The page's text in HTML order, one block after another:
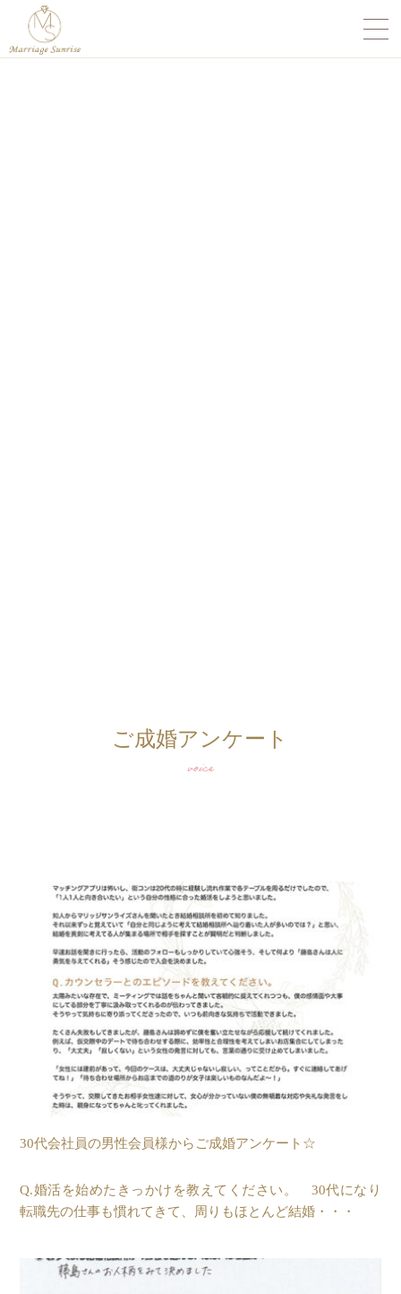
ご成婚アンケート
voice
30代会社員の男性会員様からご成婚アンケート☆
Q.婚活を始めたきっかけを教えてください。 30代になり
転職先の仕事も慣れてきて、周りもほとんど結婚・・・